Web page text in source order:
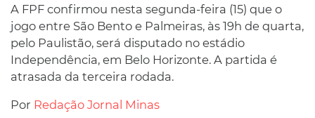
A FPF confirmou nesta segunda-feira (15) que o
jogo entre São Bento e Palmeiras, às 19h de quarta,
pelo Paulistão, será disputado no estádio
Independência, em Belo Horizonte. A partida é
atrasada da terceira rodada.
Por Redação Jornal Minas